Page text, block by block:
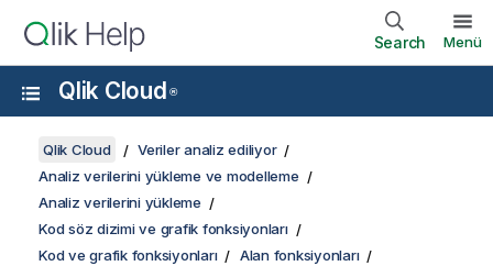
Search Menü
Qlik Cloud ®
Qlik Cloud
Veriler analiz ediliyor
Analiz verilerini yükleme ve modelleme
Analiz verilerini yükleme
Kod söz dizimi ve grafik fonksiyonları
Kod ve grafik fonksiyonları
Alan fonksiyonları